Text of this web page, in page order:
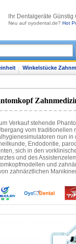
lhr Dentalgeräte
Neu auf oyodental.de? Hot
Winkelstücke
Verkauf stehende
vom traditionellen
nun
Endodontie,
sich in den
und des
und
zahnärztlichen